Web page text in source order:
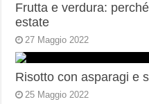
Frutta e verdura:
estate
27 Maggio 2022
Risotto con asparagi e
25 Maggio 2022